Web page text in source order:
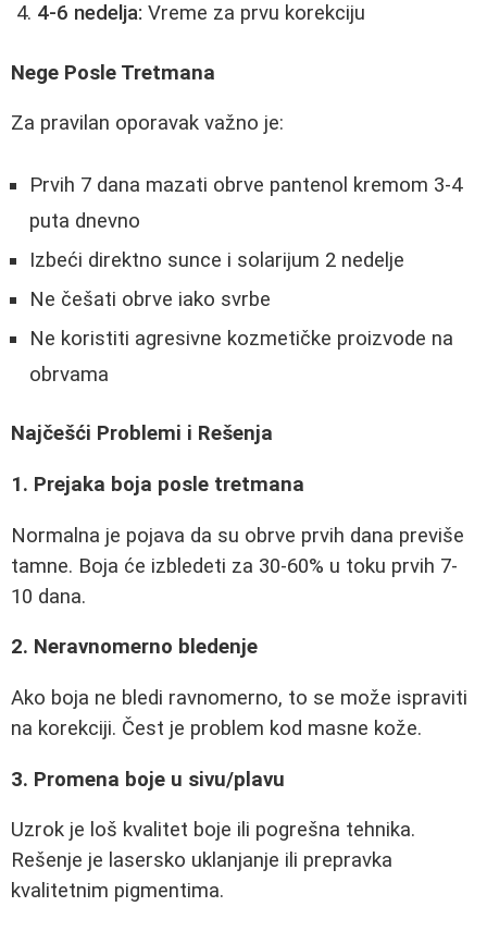
4-6 nedelja: Vreme za prvu korekciju
Nege Posle Tretmana
Za pravilan oporavak važno je:
Prvih 7 dana mazati obrve pantenol kremom 3-4
puta dnevno
Izbeći direktno sunce i solarijum 2 nedelje
Ne češati obrve iako svrbe
Ne koristiti agresivne kozmetičke proizvode na
obrvama
Najčešći Problemi i Rešenja
1. Prejaka boja posle tretmana
Normalna je pojava da su obrve prvih dana previše
tamne. Boja će izbledeti za 30-60% u toku prvih 7-
10 dana.
2. Neravnomerno bledenje
Ako boja ne bledi ravnomerno, to se može ispraviti
na korekciji. Čest je problem kod masne kože.
3. Promena boje u sivu/plavu
Uzrok je loš kvalitet boje ili pogrešna tehnika.
Rešenje je lasersko uklanjanje ili prepravka
kvalitetnim pigmentima.